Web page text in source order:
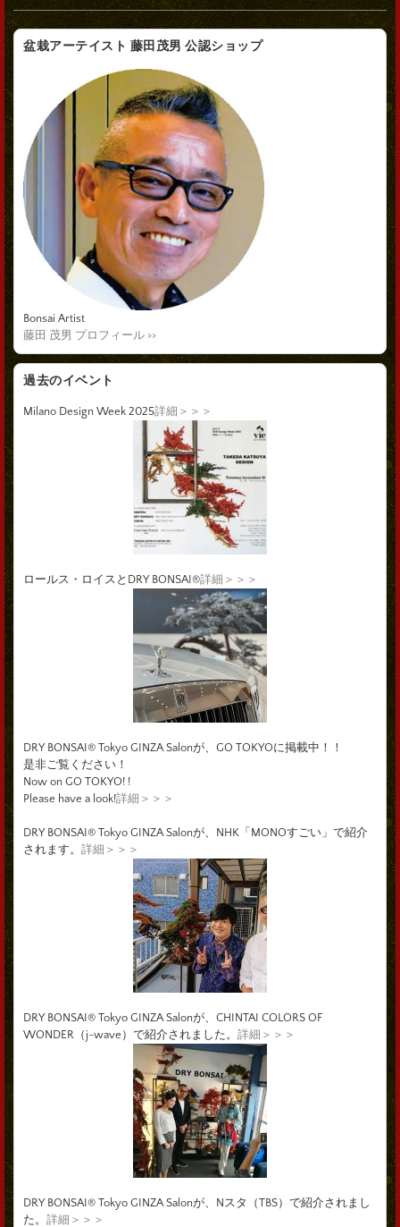
盆栽アーテイスト 藤田茂男 公認ショップ
Bonsai Artist
藤田 茂男 プロフィール >>
過去のイベント
Milano Design Week 2025詳細＞＞＞
ロールス・ロイスとDRY BONSAI®詳細＞＞＞
DRY BONSAI® Tokyo GINZA Salonが、GO TOKYOに掲載中！！
是非ご覧ください！
Now on GO TOKYO! !
Please have a look!詳細＞＞＞
DRY BONSAI® Tokyo GINZA Salonが、NHK「MONOすごい」で紹介
されます。 詳細＞＞＞
DRY BONSAI® Tokyo GINZA Salonが、CHINTAI COLORS OF
WONDER（j-wave）で紹介されました。 詳細＞＞＞
DRY BONSAI® Tokyo GINZA Salonが、Nスタ（TBS）で紹介されまし
た。 詳細＞＞＞